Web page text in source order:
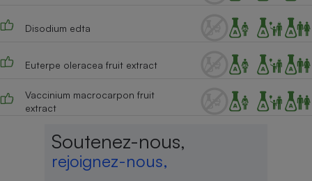
Disodium edta
Euterpe oleracea fruit extract
Vaccinium macrocarpon fruit
extract
Soutenez-nous,
rejoignez-nous,